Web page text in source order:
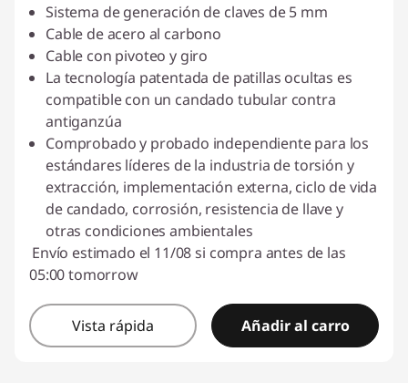
Sistema de generación de claves de 5 mm
Cable de acero al carbono
Cable con pivoteo y giro
La tecnología patentada de patillas ocultas es
compatible con un candado tubular contra
antiganzúa
Comprobado y probado independiente para los
estándares líderes de la industria de torsión y
extracción, implementación externa, ciclo de vida
de candado, corrosión, resistencia de llave y
otras condiciones ambientales
Envío estimado el 11/08 si compra antes de las
05:00 tomorrow
Vista rápida Añadir al carro